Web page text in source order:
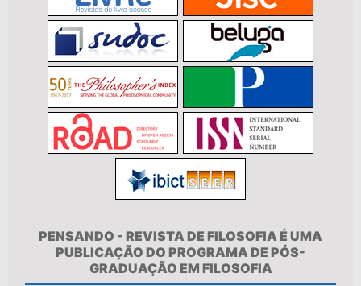
PENSANDO - REVISTA DE FILOSOFIA É UMA
PUBLICAÇÃO DO PROGRAMA DE PÓS-
GRADUAÇÃO EM FILOSOFIA